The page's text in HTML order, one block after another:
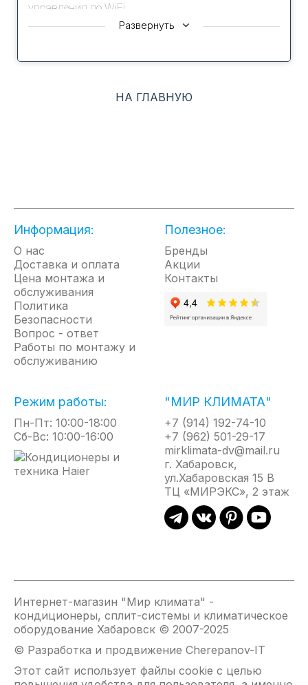
управления по WiFi.
лишь некоторые дополнительные преимущества
Эргономичный пульт ДУ
Автоочистка полного цикла +
противоплесневая обработка
Турбо-режим
Автоматическая разморозка
Авторестарт
Таймер 24 часа
Гарантия — 3 года
Развернуть
НА ГЛАВНУЮ
Информация:
О нас
Доставка и оплата
Цена монтажа и
обслуживания
Политика
Безопасности
Вопрос - ответ
Работы по монтажу и
обслуживанию
Полезное:
Бренды
Акции
Контакты
Режим работы:
Пн-Пт: 10:00-18:00
Сб-Вс: 10:00-16:00
"МИР КЛИМАТА"
+7 (914) 192-74-10
+7 (962) 501-29-17
mirklimata-dv@mail.ru
г. Хабаровск,
ул.Хабаровская 15 В
ТЦ «МИРЭКС», 2 этаж
Интернет-магазин "Мир климата" -
кондиционеры, сплит-системы и климатическое
оборудование Хабаровск © 2007-2025
© Разработка и продвижение Cherepanov-IT
Этот сайт использует файлы cookie с целью